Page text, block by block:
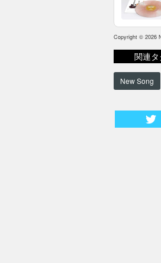
Copyright © 2026
関連
New Song